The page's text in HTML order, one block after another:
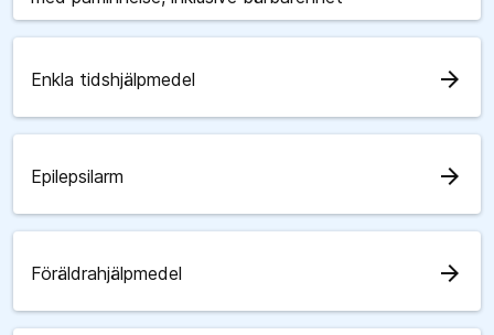
Enkla tidshjälpmedel arrow_forward
Epilepsilarm arrow_forward
Föräldrahjälpmedel arrow_forward